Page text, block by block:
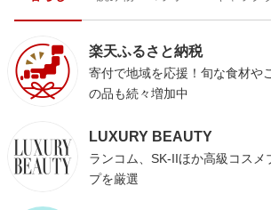
楽天ふるさと納税
寄付で地域を応援！旬な食材や
の品も続々増加中
LUXURY BEAUTY
ランコム、SK-IIほか高級コスメ
プを厳選